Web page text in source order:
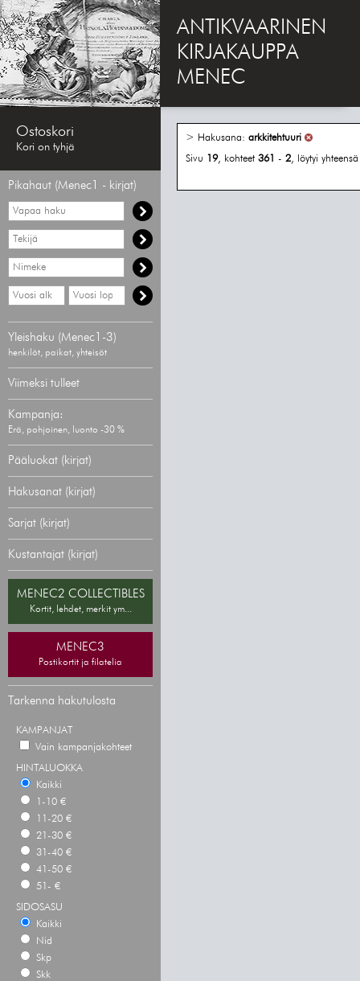
ANTIKVAARINEN
KIRJAKAUPPA
MENEC
Ostoskori
Kori on tyhjä
Pikahaut (Menec1 - kirjat)
Vapaa
haku
Hae
tekijää
Hae
nimekettä
Hae
vähimmäisvuosi
Hae
enimmäisvuosi
Yleishaku (Menec1-3)
henkilöt, paikat, yhteisöt
Viimeksi tulleet
Kampanja:
Erä, pohjoinen, luonto -30 %
Pääluokat (kirjat)
Hakusanat (kirjat)
Sarjat (kirjat)
Kustantajat (kirjat)
MENEC2 COLLECTIBLES
Kortit, lehdet, merkit ym...
MENEC3
Postikortit ja filatelia
Tarkenna hakutulosta
KAMPANJAT
Vain kampanjakohteet
HINTALUOKKA
Kaikki
1-10 €
11-20 €
21-30 €
31-40 €
41-50 €
51- €
SIDOSASU
Kaikki
Nid
Skp
Skk
> Hakusana: arkkitehtuuri
Sivu 19, kohteet 361 - 2, löytyi